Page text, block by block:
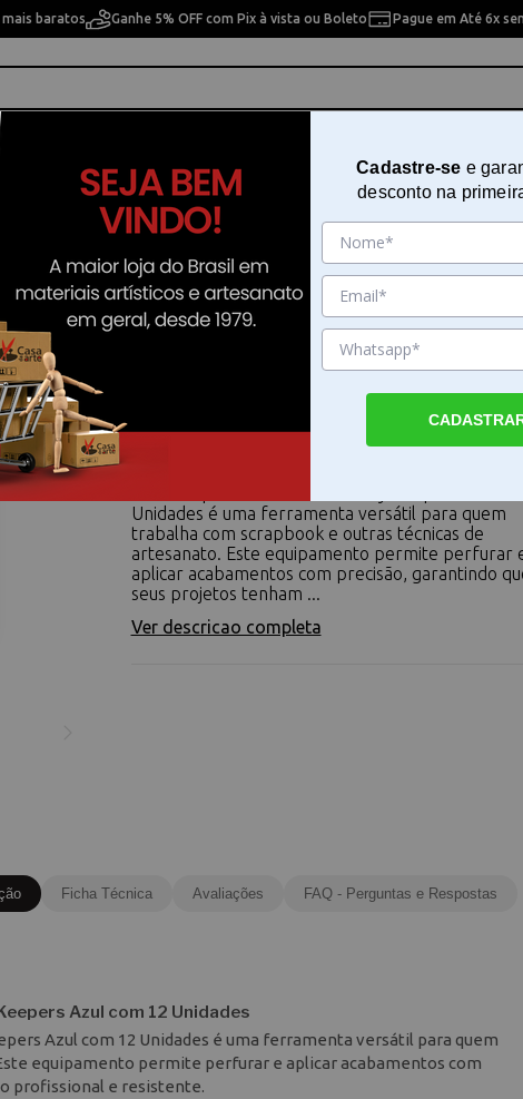
baratos Ganhe 5% OFF com Pix à vista ou Boleto Pague em Até 6x
Pintura Artesanal
We R Memory Keepers Azul com 12 Unidades
Alicate Aplicador de Ilhós Crop-A-Dile
R Memory Keepers Azul com 12
Alicate Aplicador de Ilhós Crop-A-Dile We R
Unidades é uma ferramenta versátil para quem
trabalha com scrapbook e outras técnicas de
artesanato. Este equipamento permite perfurar
aplicar acabamentos com precisão, garantindo
seus projetos tenham ...
Ver descricao completa
Ficha Técnica Avaliações FAQ - Perguntas e Respostas
Azul com 12 Unidades
Azul com 12 Unidades é uma ferramenta versátil para quem
equipamento permite perfurar e aplicar acabamentos com
profissional e resistente.
Cadastre-se e
desconto na